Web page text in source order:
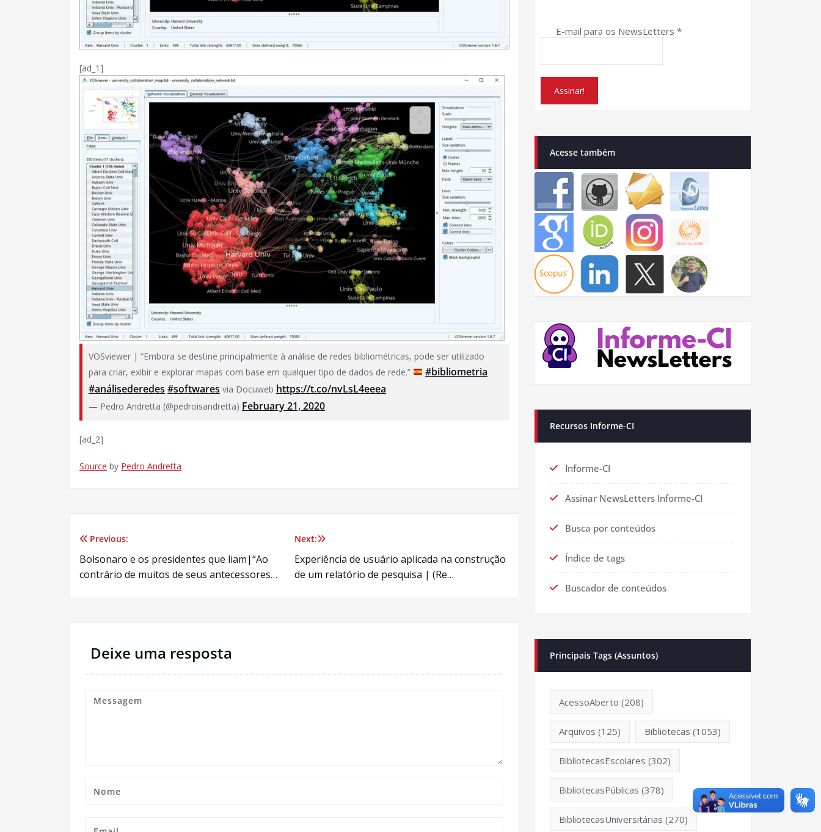
[ad_1]
VOSviewer | “Embora se destine principalmente à análise de redes bibliométricas, pode ser utilizado
para criar, exibir e explorar mapas com base em qualquer tipo de dados de rede.”
#bibliometria
#análisederedes #softwares via Docuweb https://t.co/nvLsL4eeea
— Pedro Andretta (@pedroisandretta) February 21, 2020
[ad_2]
Source by Pedro Andretta
Navegação
de
Previous:
Bolsonaro e os presidentes que liam|“Ao
contrário de muitos de seus antecessores…
Next:
Experiência de usuário aplicada na construção
de um relatório de pesquisa | (Re…
Deixe uma resposta
E-mail para os NewsLetters *
Acesse também
Recursos Informe-CI
Informe-CI
Assinar NewsLetters Informe-CI
Busca por conteúdos
Índice de tags
Buscador de conteúdos
Principais Tags (Assuntos)
AcessoAberto (208)
Arquivos (125) Bibliotecas (1053)
BibliotecasEscolares (302)
BibliotecasPúblicas (378)
BibliotecasUniversitárias (270)